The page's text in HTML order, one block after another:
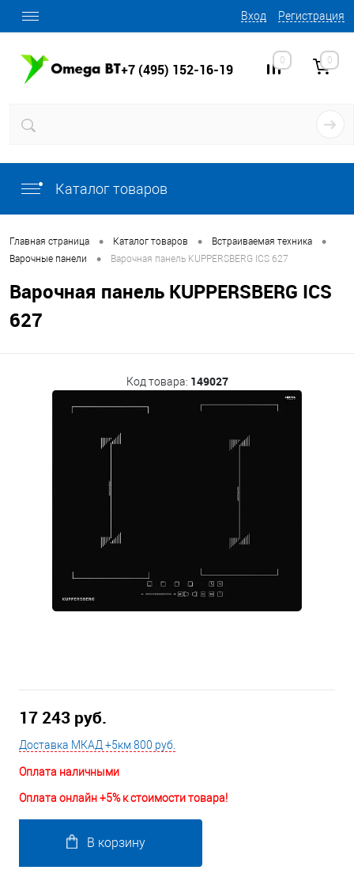
Вход Регистрация
+7 (495) 152-16-19
0 0
Каталог товаров
Главная страница • Каталог товаров • Встраиваемая техника •
Варочные панели • Варочная панель KUPPERSBERG ICS 627
Варочная панель KUPPERSBERG ICS
627
Код товара: 149027
17 243 руб.
Доставка МКАД +5км 800 руб.
Оплата наличными
Оплата онлайн +5% к стоимости товара!
В корзину